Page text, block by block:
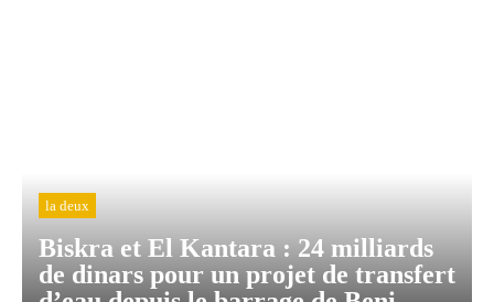
la deux
Biskra et El Kantara : 24 milliards
de dinars pour un projet de transfert